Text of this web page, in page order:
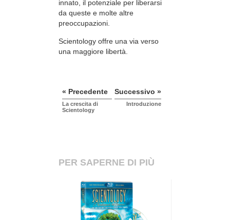
innato, il potenziale per liberarsi
da queste e molte altre
preoccupazioni.
Scientology offre una via verso
una maggiore libertà.
« Precedente
La crescita di
Scientology
Successivo »
Introduzione
PER SAPERNE DI PIÙ